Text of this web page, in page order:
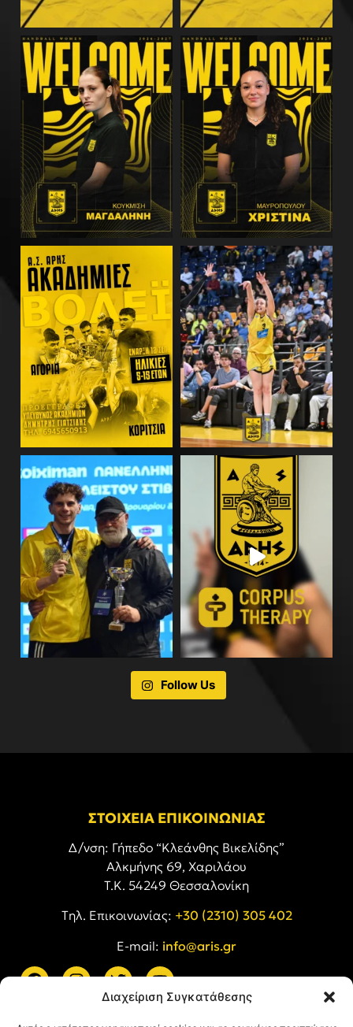
Διαχείριση Συγκατάθεσης
Follow Us
ΣΤΟΙΧΕΙΑ ΕΠΙΚΟΙΝΩΝΙΑΣ
Δ/νση: Γήπεδο “Κλεάνθης Βικελίδης”
Αλκμήνης 69, Χαριλάου
Τ.Κ. 54249 Θεσσαλονίκη
Tηλ. Επικοινωνίας: +30 (2310) 305 402
E-mail: info@aris.gr